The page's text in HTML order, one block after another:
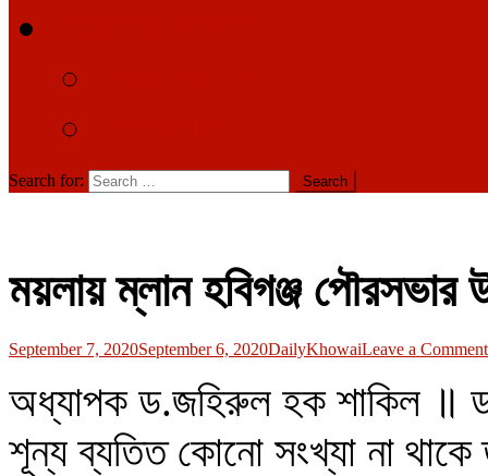
Search for:
ময়লায় ম্লান হবিগঞ্জ পৌরসভার
September 7, 2020September 6, 2020DailyKhowaiLeave a Comment
অধ্যাপক ড.জহিরুল হক শাকিল ॥
শূন্য ব্যতিত কোনো সংখ্যা না